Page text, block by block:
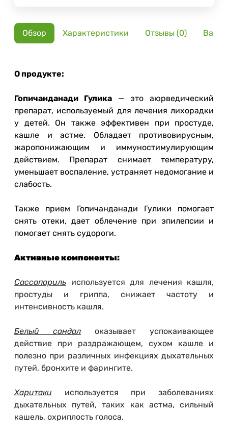
Обзор Характеристики Отзывы (0)
О продукте:
Гопичанданади Гулика — это аюрведический
препарат, используемый для лечения лихорадки
у детей. Он также эффективен при простуде,
кашле и астме. Обладает противовирусным,
жаропонижающим и иммуностимулирующим
действием. Препарат снимает температуру,
уменьшает воспаление, устраняет недомогание и
слабость.
Также прием Гопичанданади Гулики помогает
снять отеки, дает облечение при эпилепсии и
помогает снять судороги.
Активные компоненты:
Сассапариль используется для лечения кашля,
простуды и гриппа, снижает частоту и
интенсивность кашля.
Белый сандал оказывает успокаивающее
действие при раздражающем, сухом кашле и
полезно при различных инфекциях дыхательных
путей, бронхите и фарингите.
Харитаки используется при заболеваниях
дыхательных путей, таких как астма, сильный
кашель, охриплость голоса.